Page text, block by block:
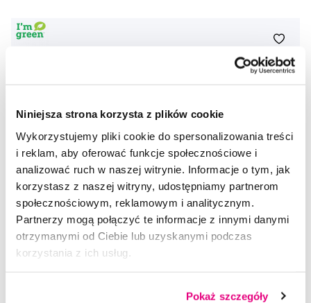
Niniejsza strona korzysta z plików cookie
Wykorzystujemy pliki cookie do spersonalizowania treści
i reklam, aby oferować funkcje społecznościowe i
analizować ruch w naszej witrynie. Informacje o tym, jak
korzystasz z naszej witryny, udostępniamy partnerom
społecznościowym, reklamowym i analitycznym.
Partnerzy mogą połączyć te informacje z innymi danymi
otrzymanymi od Ciebie lub uzyskanymi podczas
korzystania z ich usług.
Pokaż szczegóły